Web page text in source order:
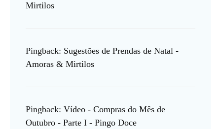
Mirtilos
Pingback: Sugestões de Prendas de Natal -
Amoras & Mirtilos
Pingback: Vídeo - Compras do Mês de
Outubro - Parte I - Pingo Doce